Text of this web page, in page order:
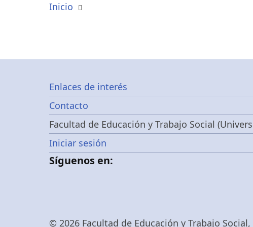
Inicio
Footer
menu
Enlaces de interés
Contacto
Facultad de Educación y Trabajo Social
Menú
de
Iniciar sesión
Síguenos en:
© 2026 Facultad de Educación y Trabajo